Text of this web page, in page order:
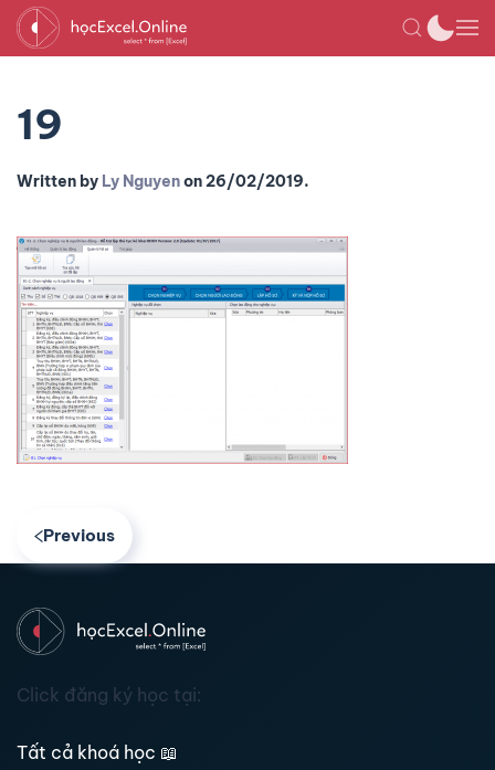
19
Written by Ly Nguyenon26/02/2019.
Previous
Click đăng ký học tại:
Tất cả khoá học 📖